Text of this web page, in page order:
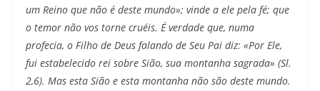
um Reino que não é deste mundo»; vinde a ele pela fé; que
o temor não vos torne cruéis. É verdade que, numa
profecia, o Filho de Deus falando de Seu Pai diz: «Por Ele,
fui estabelecido rei sobre Sião, sua montanha sagrada» (Sl.
2,6). Mas esta Sião e esta montanha não são deste mundo.